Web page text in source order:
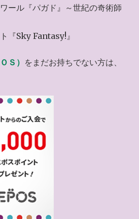
ール『パガド』～世紀の奇術師
『Sky Fantasy!』
Ｓ） をまだお持ちでない方は、